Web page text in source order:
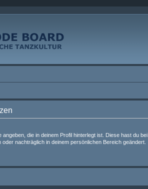
die in deinem Profil hinterlegt ist. Diese hast du bei
nachträglich in deinem persönlichen Bereich geändert.